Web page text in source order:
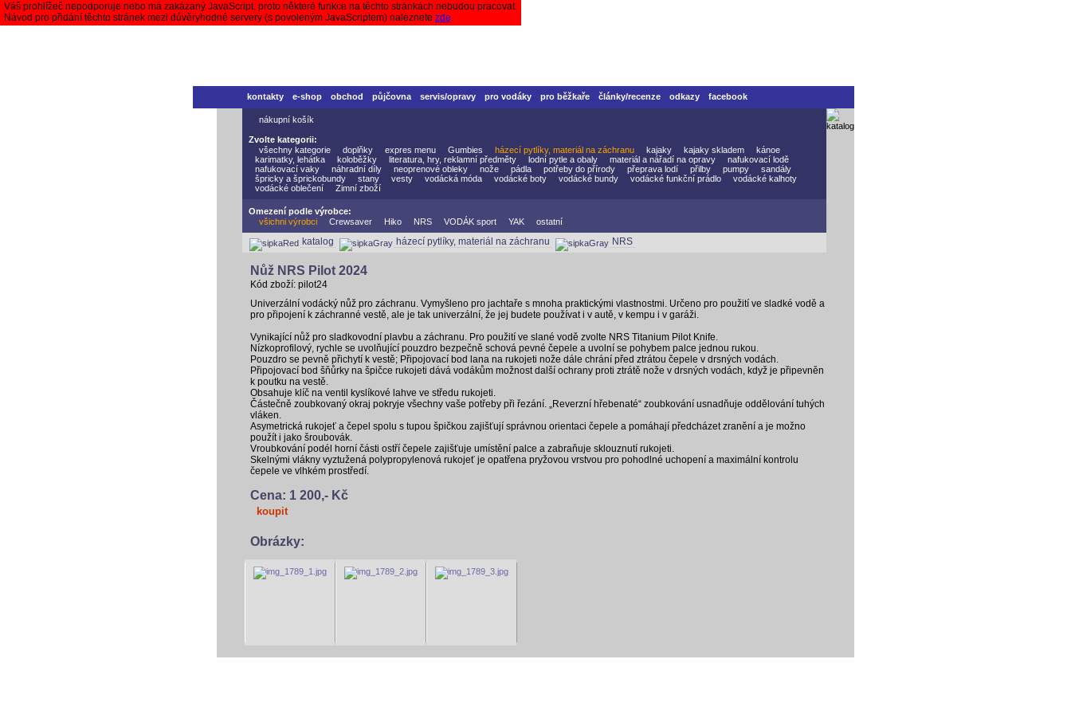
Váš prohlížeč nepodporuje nebo má zakázaný JavaScript, proto některé funkce na těchto stránkách nebudou pracovat.
Návod pro přidání těchto stránek mezi důvěryhodné servery (s povoleným JavaScriptem) naleznete zde.
kontakty e-shop obchod půjčovna servis/opravy pro vodáky pro běžkaře články/recenze odkazy facebook
nákupní košík
Zvolte kategorii:
všechny kategorie
doplňky expres menu Gumbies házecí pytlíky, materiál na záchranu kajaky kajaky skladem
kánoe
karimatky, lehátka
koloběžky literatura, hry, reklamní předměty lodní pytle a obaly materiál a nářadí na opravy
nafukovací lodě
nafukovací vaky
náhradní díly neoprenové obleky nože pádla potřeby do přírody přeprava lodí přilby pumpy
sandály
špricky a šprickobundy
stany vesty vodácká móda vodácké boty vodácké bundy vodácké funkční prádlo
vodácké kalhoty
vodácké oblečení
Zimní zboží
Omezení podle výrobce:
všichni výrobci
Crewsaver Hiko NRS VODÁK sport YAK ostatní
katalog házecí pytlíky, materiál na záchranu NRS
Nůž NRS Pilot 2024
Kód zboží: pilot24
Univerzální vodácký nůž pro záchranu. Vymyšleno pro jachtaře s mnoha praktickými vlastnostmi. Určeno pro použití ve sladké vodě a
pro připojení k záchranné vestě, ale je tak univerzální, že jej budete používat i v autě, v kempu i v garáži.
Vynikající nůž pro sladkovodní plavbu a záchranu. Pro použití ve slané vodě zvolte NRS Titanium Pilot Knife.
Nízkoprofilový, rychle se uvolňující pouzdro bezpečně schová pevné čepele a uvolní se pohybem palce jednou rukou.
Pouzdro se pevně přichytí k vestě; Připojovací bod lana na rukojeti nože dále chrání před ztrátou čepele v drsných vodách.
Připojovací bod šňůrky na špičce rukojeti dává vodákům možnost další ochrany proti ztrátě nože v drsných vodách, když je připevněn
k poutku na vestě.
Obsahuje klíč na ventil kyslíkové lahve ve středu rukojeti.
Částečně zoubkovaný okraj pokryje všechny vaše potřeby při řezání. „Reverzní hřebenaté“ zoubkování usnadňuje oddělování tuhých
vláken.
Asymetrická rukojeť a čepel spolu s tupou špičkou zajišťují správnou orientaci čepele a pomáhají předcházet zranění a je možno
použít i jako šroubovák.
Vroubkování podél horní části ostří čepele zajišťuje umístění palce a zabraňuje sklouznutí rukojeti.
Skelnými vlákny vyztužená polypropylenová rukojeť je opatřena pryžovou vrstvou pro pohodlné uchopení a maximální kontrolu
čepele ve vlhkém prostředí.
Cena: 1 200,- Kč
koupit
Obrázky: